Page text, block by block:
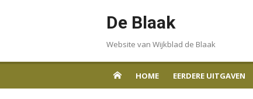
De Blaak
Website van Wijkblad de Blaak
HOME EERDERE UITGAVEN